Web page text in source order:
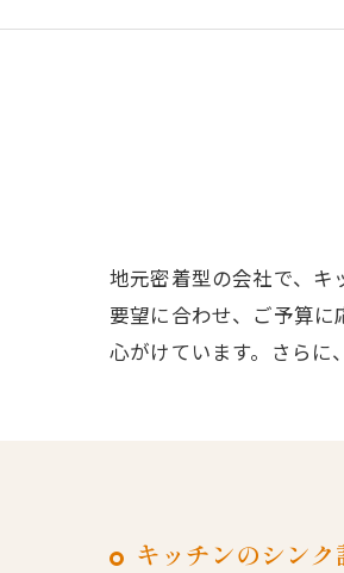
地元密着型の会社で、キ
要望に合わせ、ご予算
心がけています。さらに
キッチンのシン